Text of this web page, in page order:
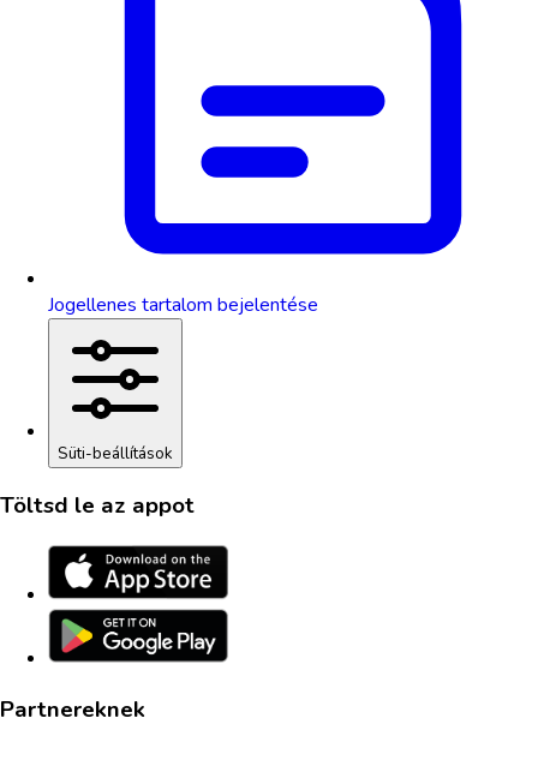
Jogellenes tartalom bejelentése
Süti-beállítások
Töltsd le az appot
Partnereknek